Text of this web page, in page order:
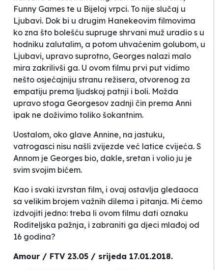
Funny Games te u Bijeloj vrpci. To nije slučaj u
Ljubavi. Dok bi u drugim Hanekeovim filmovima
ko zna što bolešću supruge shrvani muž uradio s u
hodniku zalutalim, a potom uhvaćenim golubom, u
Ljubavi, upravo suprotno, Georges nalazi malo
mira zakrilivši ga. U ovom filmu prvi put vidimo
nešto osjećajniju stranu režisera, otvorenog za
empatiju prema ljudskoj patnji i boli. Možda
upravo stoga Georgesov zadnji čin prema Anni
ipak ne doživimo toliko šokantnim.
Uostalom, oko glave Annine, na jastuku,
vatrogasci nisu našli zvijezde već latice cvijeća. S
Annom je Georges bio, dakle, sretan i volio ju je
svim svojim bićem.
Kao i svaki izvrstan film, i ovaj ostavlja gledaoca
sa velikim brojem važnih dilema i pitanja. Mi ćemo
izdvojiti jedno: treba li ovom filmu dati oznaku
Roditeljska pažnja, i zabraniti ga djeci mlađoj od
16 godina?
Amour / FTV 23.05 / srijeda 17.01.2018.